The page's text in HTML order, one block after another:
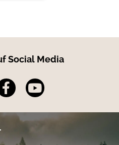
Social Media